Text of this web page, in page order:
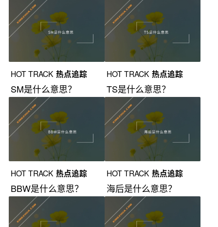
HOT TRACK 热点追踪
SM是什么意思？
HOT TRACK 热点追踪
TS是什么意思？
HOT TRACK 热点追踪
BBW是什么意思？
HOT TRACK 热点追踪
海后是什么意思？